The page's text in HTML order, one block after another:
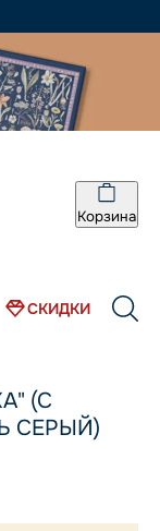
Корзина
СКИДКИ
(С
СЕРЫЙ)